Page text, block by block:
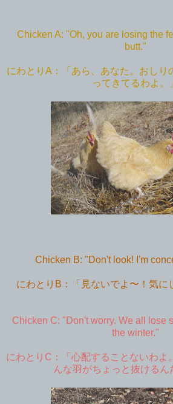
Chicken A: "Oh, you are losing the
butt."
にわとりA：「あら、あなた。おしり
ってきてるわよ。
Chicken B: "Don't look! I'm
にわとりB：「見ないでよ〜！気に
Chicken C: "Don't worry. We all lose
the winter."
にわとりC：「心配することないわよ
んな羽がちょっと抜けるん